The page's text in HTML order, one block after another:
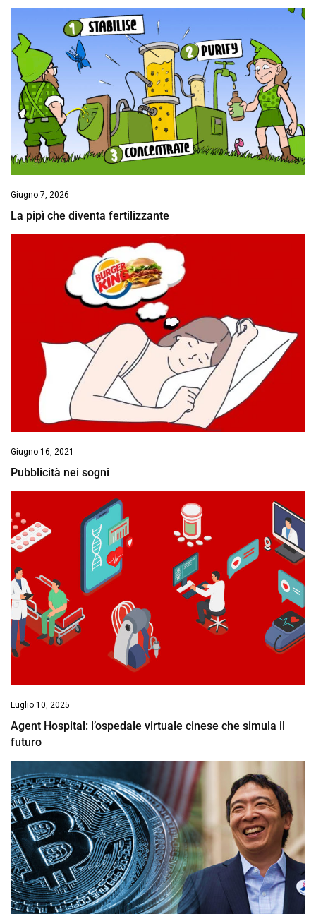
Giugno 7, 2026
La pipì che diventa fertilizzante
Giugno 16, 2021
Pubblicità nei sogni
Luglio 10, 2025
Agent Hospital: l’ospedale virtuale cinese che simula il
futuro